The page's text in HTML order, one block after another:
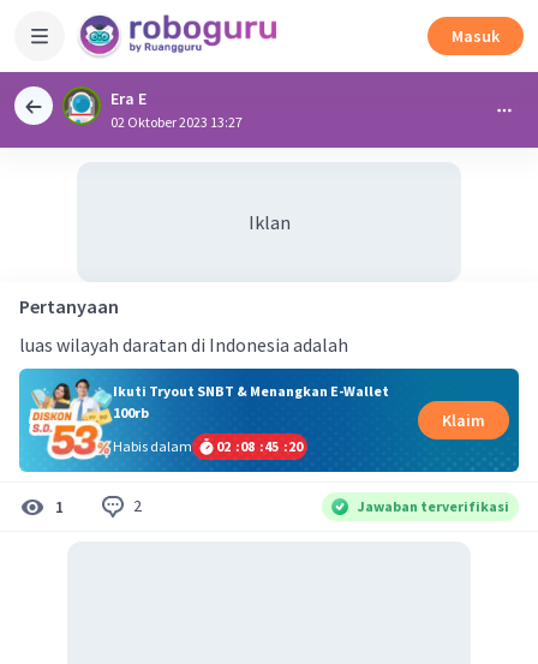
Masuk
Era E
02 Oktober 2023 13:27
Iklan
Pertanyaan
luas wilayah daratan di Indonesia adalah
Ikuti Tryout SNBT & Menangkan E-Wallet
100rb
Habis dalam
02 :08 :45 :19
Klaim
1 2 Jawaban terverifikasi